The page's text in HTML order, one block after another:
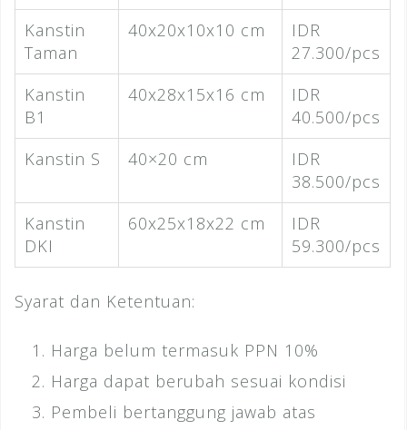
Kanstin
Taman
40x20x10x10 cm
IDR
27.300/pcs
Kanstin
B1
40x28x15x16 cm
IDR
40.500/pcs
Kanstin S
40×20 cm
IDR
38.500/pcs
Kanstin
DKI
60x25x18x22 cm
IDR
59.300/pcs
Syarat dan Ketentuan:
Harga belum termasuk PPN 10%
Harga dapat berubah sesuai kondisi
Pembeli bertanggung jawab atas